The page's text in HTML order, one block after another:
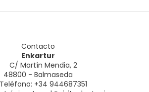
Contacto
Enkartur
C/ Martín Mendia, 2
48800 - Balmaseda
Teléfono: +34 944687351